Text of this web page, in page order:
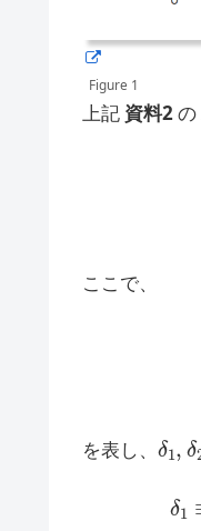
Figure 1
上記 資料2の
ここで、
を表し、
δ δ
Trace